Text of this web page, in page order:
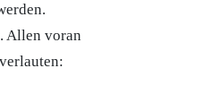
Allen voran